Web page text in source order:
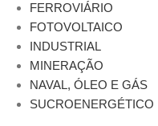
FERROVIÁRIO
FOTOVOLTAICO
INDUSTRIAL
MINERAÇÃO
NAVAL, ÓLEO E GÁS
SUCROENERGÉTICO